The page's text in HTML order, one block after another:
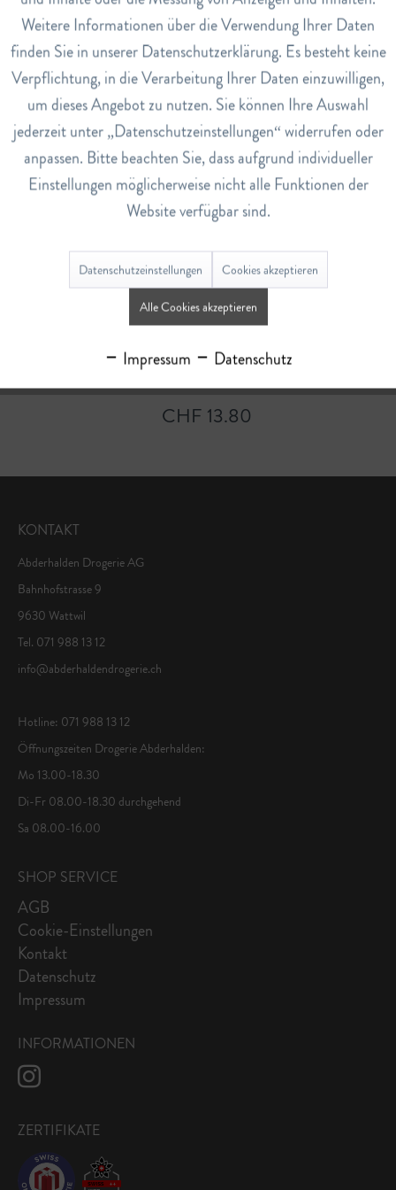
Bewertungen 0
Bewertungen lesen, schreiben und diskutieren...mehr
Ähnliche Artikel
Leber Galle Tee
CHF 13.80
KONTAKT
Abderhalden Drogerie AG
Bahnhofstrasse 9
9630 Wattwil
Tel. 071 988 13 12
info@abderhaldendrogerie.ch
Hotline: 071 988 13 12
Öffnungszeiten Drogerie Abderhalden:
Mo 13.00-18.30
Di-Fr 08.00-18.30 durchgehend
Sa 08.00-16.00
SHOP SERVICE
AGB
Cookie-Einstellungen
Kontakt
Datenschutz
Impressum
INFORMATIONEN
ZERTIFIKATE
Service Inaktiv
Weitere Informationen über die Verwendung Ihrer Daten
finden Sie in unserer Datenschutzerklärung. Es besteht keine
Verpflichtung, in die Verarbeitung Ihrer Daten einzuwilligen,
um dieses Angebot zu nutzen. Sie können Ihre Auswahl
jederzeit unter „Datenschutzeinstellungen“ widerrufen oder
anpassen. Bitte beachten Sie, dass aufgrund individueller
Einstellungen möglicherweise nicht alle Funktionen der
Website verfügbar sind.
Datenschutzeinstellungen Cookies akzeptieren
Alle Cookies akzeptieren
Impressum Datenschutz